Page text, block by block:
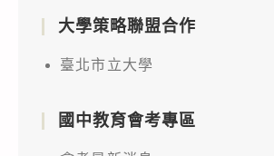
大學策略聯盟合作
臺北市立大學
國中教育會考專區